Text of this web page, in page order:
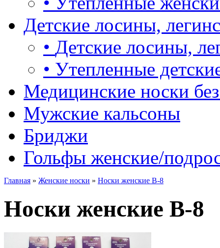
Детские лосины,
• Детские лосины,
• Утепленные
Медицинские носки
Мужские кальсоны
Бриджи
Гольфы женские/
Главная » Женские носки » Носки женские B-8
Носки женские B-8